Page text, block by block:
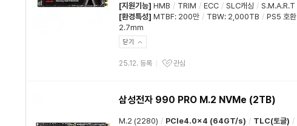
[지원기능] HMB / TRIM / ECC / SLC캐싱 / S.M.A.R.T
[환경특성] MTBF: 200만 / TBW: 2,000TB / PS5 호환
2.7mm
닫기
25.12. 등록 관심
삼성전자 990 PRO M.2 NVMe (2TB)
M.2 (2280) / PCIe4.0x4 (64GT/s) / TLC(토글) /